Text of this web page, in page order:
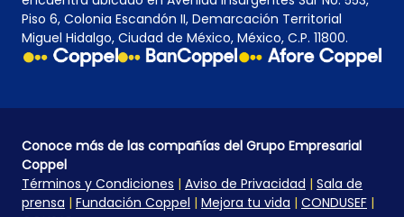
Piso 6, Colonia Escandón II, Demarcación Territorial
Miguel Hidalgo, Ciudad de México, México, C.P. 11800.
Conoce más de las compañías del Grupo Empresarial
Coppel
Términos y Condiciones | Aviso de Privacidad | Sala de
prensa | Fundación Coppel | Mejora tu vida | CONDUSEF |